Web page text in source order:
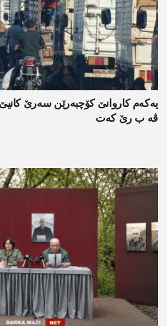
یەکەم کاروانێ کۆچبەرێن سەرێ
ڤە ب رێ کەت